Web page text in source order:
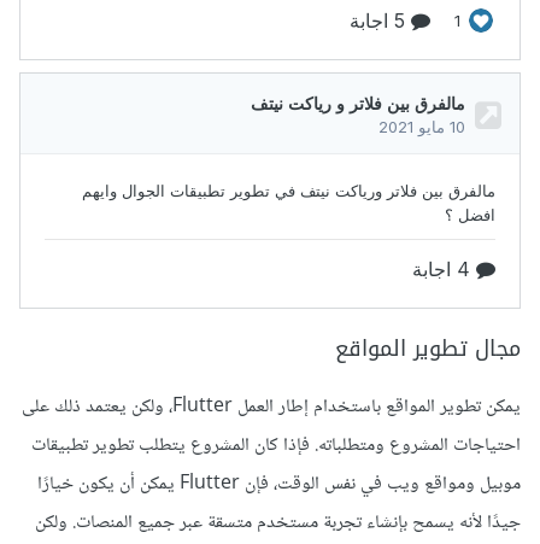
مجال تطوير المواقع
يمكن تطوير المواقع باستخدام إطار العمل Flutter، ولكن يعتمد ذلك على
احتياجات المشروع ومتطلباته. فإذا كان المشروع يتطلب تطوير تطبيقات
موبيل ومواقع ويب في نفس الوقت، فإن Flutter يمكن أن يكون خيارًا
جيدًا لأنه يسمح بإنشاء تجربة مستخدم متسقة عبر جميع المنصات. ولكن